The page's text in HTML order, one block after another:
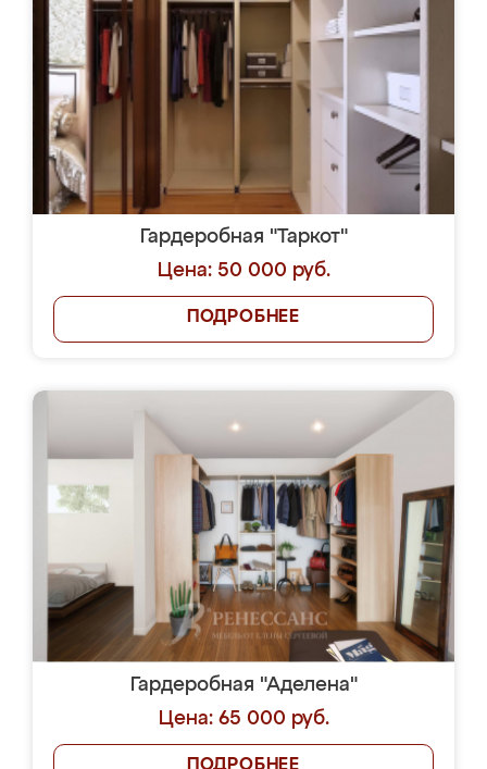
Гардеробная "Таркот"
Цена: 50 000 руб.
ПОДРОБНЕЕ
Гардеробная "Аделена"
Цена: 65 000 руб.